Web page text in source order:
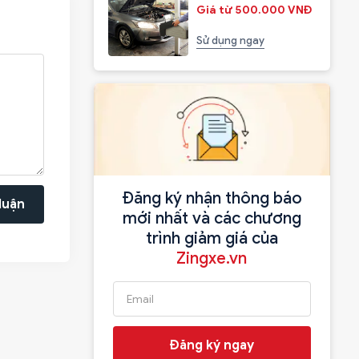
Giá từ 500.000 VNĐ
Sử dụng ngay
Đăng ký nhận thông báo
mới nhất và các chương
trình giảm giá của
Zingxe.vn
Đăng ký ngay